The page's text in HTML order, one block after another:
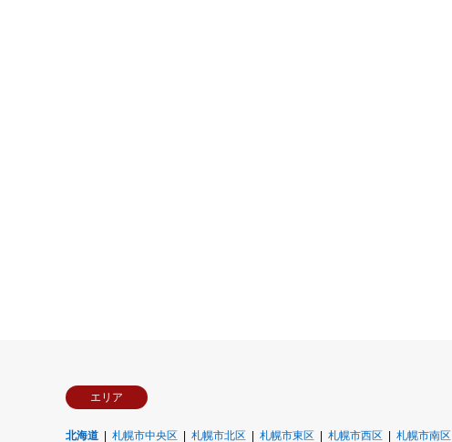
エリア
北海道 札幌市中央区 札幌市北区 札幌市東区 札幌市西区 札幌市南区